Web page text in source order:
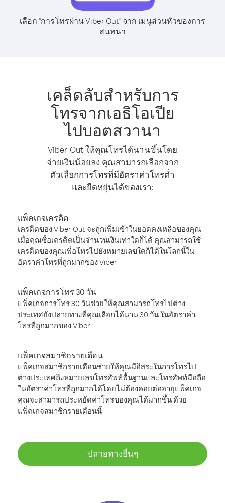
เลือก "การโทรผ่าน Viber Out" จาก เมนูส่วนหัวของการ
สนทนา
เคล็ดลับสำหรับการ
โทรจากเอธิโอเปีย
ไปบอตสวานา
Viber Out ให้คุณโทรได้นานขึ้นโดย
จ่ายเงินน้อยลง คุณสามารถเลือกจาก
ตัวเลือกการโทรที่มีอัตราค่าโทรต่ำ
และยืดหยุ่นได้ของเรา:
แพ็คเกจเครดิต
เครดิตของ Viber Out จะถูกเพิ่มเข้าในยอดคงเหลือของคุณ
เมื่อคุณซื้อเครดิตเป็นจำนวนเงินเท่าใดก็ได้ คุณสามารถใช้
เครดิตของคุณเพื่อโทรไปยังหมายเลขใดก็ได้ในโลกนี้ใน
อัตราค่าโทรที่ถูกมากของ Viber
แพ็คเกจการโทร 30 วัน
แพ็คเกจการโทร 30 วันช่วยให้คุณสามารถโทรไปต่าง
ประเทศยังปลายทางที่คุณเลือกได้นาน 30 วัน ในอัตราค่า
โทรที่ถูกมากของ Viber
แพ็คเกจสมาชิกรายเดือน
แพ็คเกจสมาชิกรายเดือนช่วยให้คุณมีอิสระในการโทรไป
ต่างประเทศถึงหมายเลขโทรศัพท์พื้นฐานและโทรศัพท์มือถือ
ในอัตราค่าโทรที่ถูกมากได้โดยไม่ต้องคอยต่ออายุแพ็คเกจ
คุณจะสามารถประหยัดค่าโทรของคุณได้มากขึ้น ด้วย
แพ็คเกจสมาชิกรายเดือนนี้
ปลายทางอื่นๆ